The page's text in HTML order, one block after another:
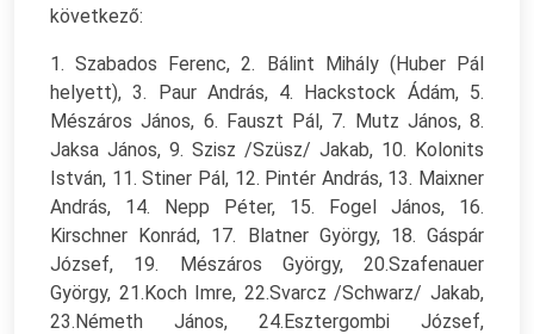
következő:
1. Szabados Ferenc, 2. Bálint Mihály (Huber Pál
helyett), 3. Paur András, 4. Hackstock Ádám, 5.
Mészáros János, 6. Fauszt Pál, 7. Mutz János, 8.
Jaksa János, 9. Szisz /Szüsz/ Jakab, 10. Kolonits
István, 11. Stiner Pál, 12. Pintér András, 13. Maixner
András, 14. Nepp Péter, 15. Fogel János, 16.
Kirschner Konrád, 17. Blatner György, 18. Gáspár
József, 19. Mészáros György, 20.Szafenauer
György, 21.Koch Imre, 22.Svarcz /Schwarz/ Jakab,
23.Németh János, 24.Esztergombi József,